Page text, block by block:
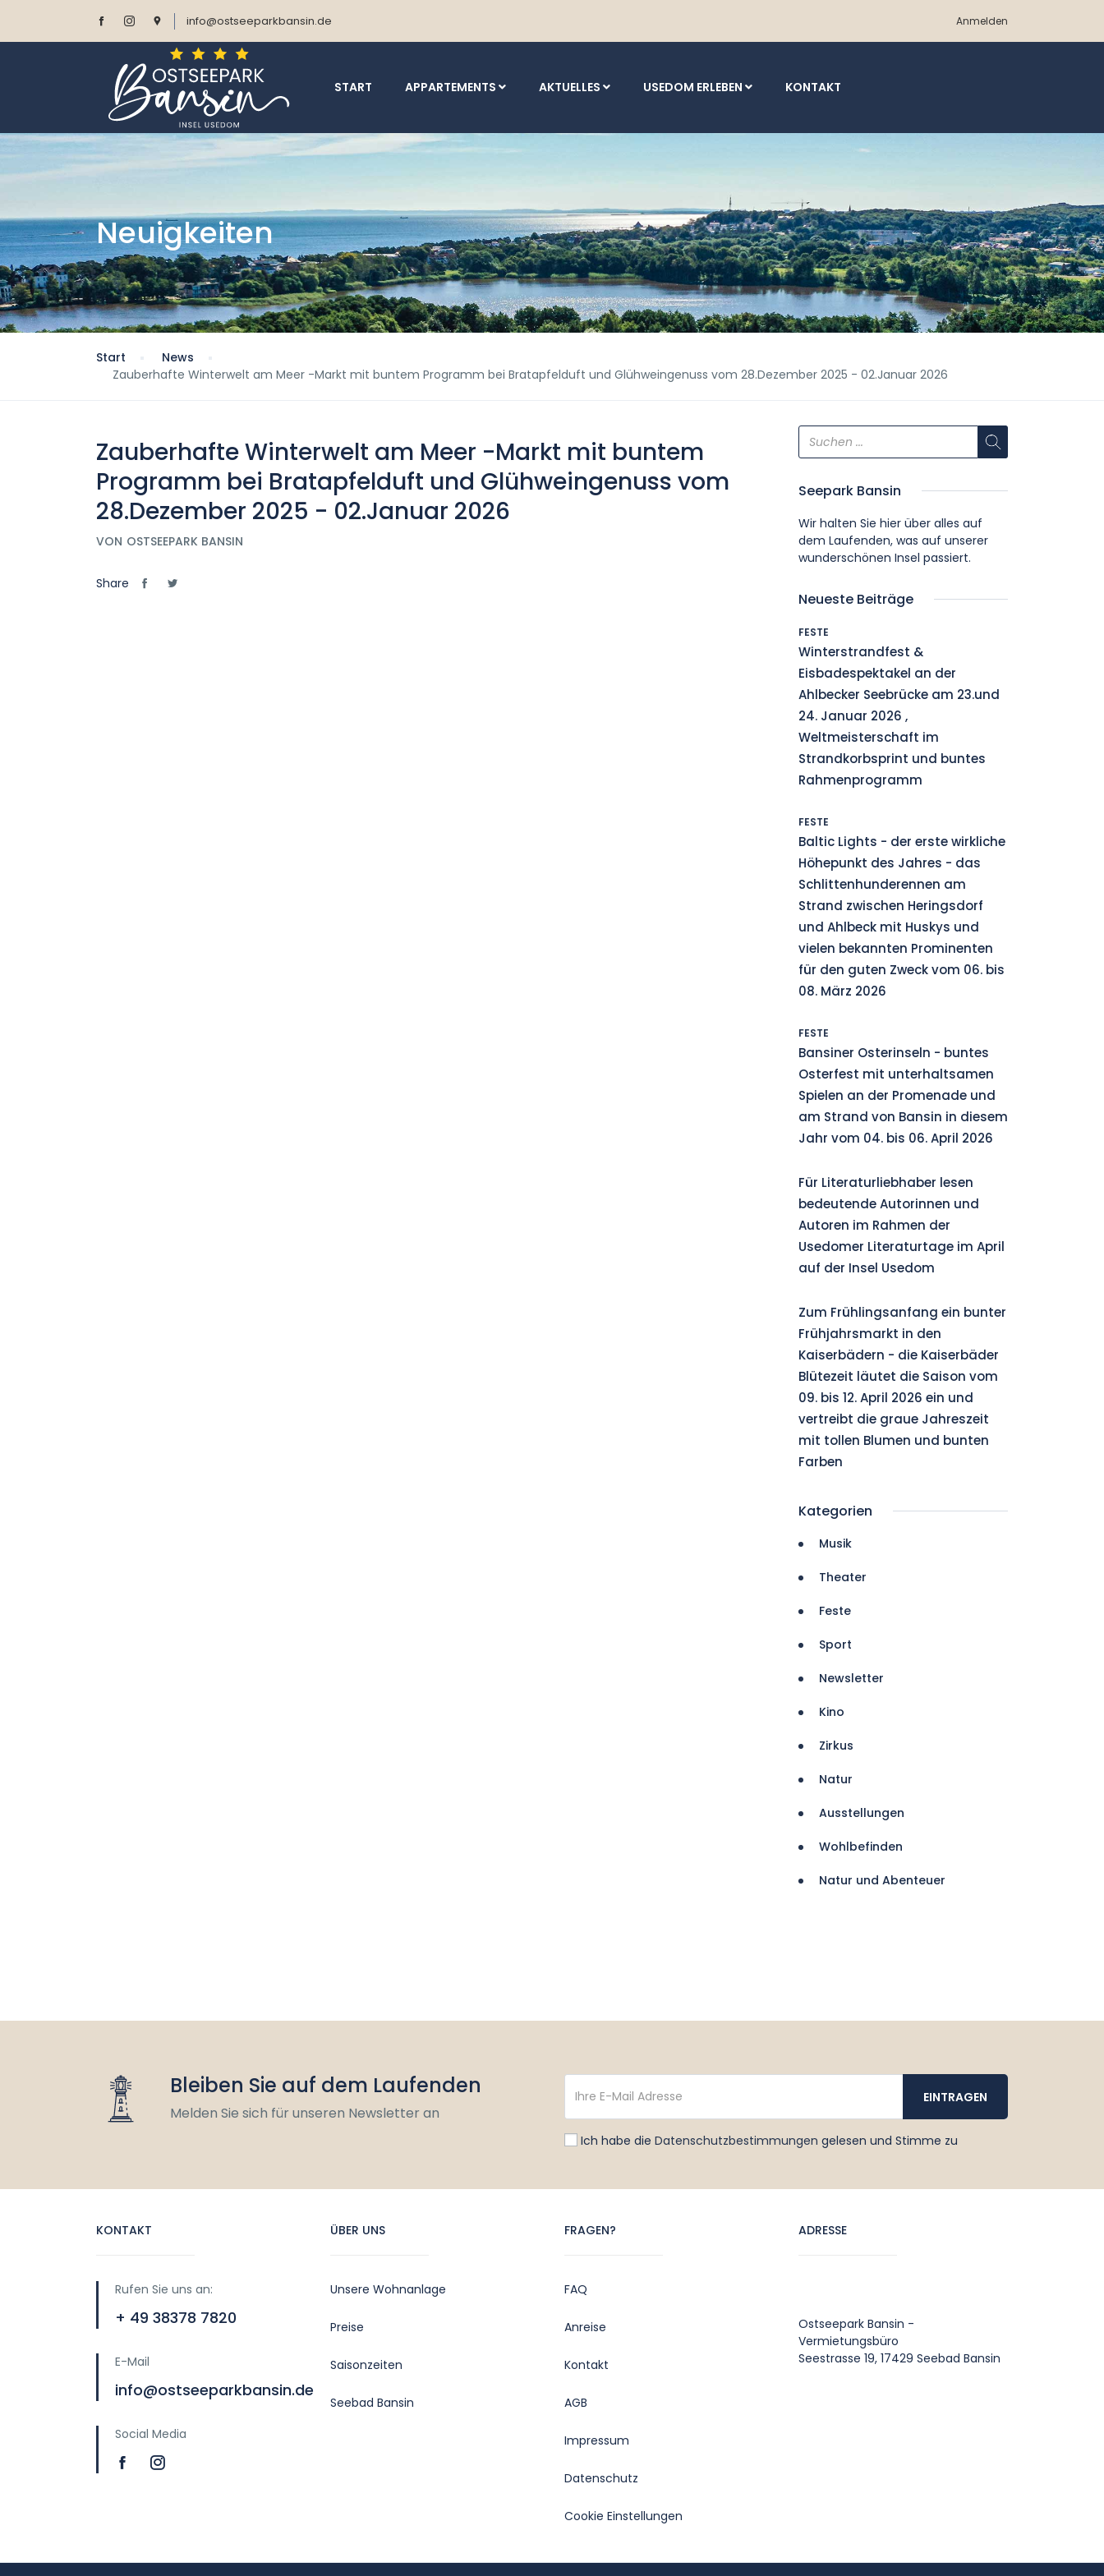
info@ostseeparkbansin.de Anmelden
START APPARTEMENTS AKTUELLES USEDOM ERLEBEN KONTAKT
Neuigkeiten
Start
News
Zauberhafte Winterwelt am Meer -Markt mit buntem Programm bei Bratapfelduft und Glühweingenuss vom 28.Dezember 2025 - 02.Januar 2026
Zauberhafte Winterwelt am Meer -Markt mit buntem
Programm bei Bratapfelduft und Glühweingenuss vom
28.Dezember 2025 - 02.Januar 2026
VON OSTSEEPARK BANSIN
Share
Seepark Bansin
Wir halten Sie hier über alles auf
dem Laufenden, was auf unserer
wunderschönen Insel passiert.
Neueste Beiträge
FESTE
Winterstrandfest &
Eisbadespektakel an der
Ahlbecker Seebrücke am 23.und
24. Januar 2026 ,
Weltmeisterschaft im
Strandkorbsprint und buntes
Rahmenprogramm
FESTE
Baltic Lights - der erste wirkliche
Höhepunkt des Jahres - das
Schlittenhunderennen am
Strand zwischen Heringsdorf
und Ahlbeck mit Huskys und
vielen bekannten Prominenten
für den guten Zweck vom 06. bis
08. März 2026
FESTE
Bansiner Osterinseln - buntes
Osterfest mit unterhaltsamen
Spielen an der Promenade und
am Strand von Bansin in diesem
Jahr vom 04. bis 06. April 2026
Für Literaturliebhaber lesen
bedeutende Autorinnen und
Autoren im Rahmen der
Usedomer Literaturtage im April
auf der Insel Usedom
Zum Frühlingsanfang ein bunter
Frühjahrsmarkt in den
Kaiserbädern - die Kaiserbäder
Blütezeit läutet die Saison vom
09. bis 12. April 2026 ein und
vertreibt die graue Jahreszeit
mit tollen Blumen und bunten
Farben
Kategorien
Musik
Theater
Feste
Sport
Newsletter
Kino
Zirkus
Natur
Ausstellungen
Wohlbefinden
Natur und Abenteuer
Bleiben Sie auf dem Laufenden
Melden Sie sich für unseren Newsletter an
Ich habe die Datenschutzbestimmungen gelesen und Stimme zu
KONTAKT
Rufen Sie uns an:
+ 49 38378 7820
E-Mail
info@ostseeparkbansin.de
Social Media
ÜBER UNS
Unsere Wohnanlage
Preise
Saisonzeiten
Seebad Bansin
FRAGEN?
FAQ
Anreise
Kontakt
AGB
Impressum
Datenschutz
Cookie Einstellungen
ADRESSE
Ostseepark Bansin -
Vermietungsbüro
Seestrasse 19, 17429 Seebad Bansin